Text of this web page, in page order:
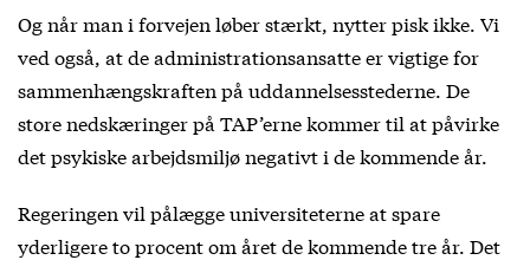
Og når man i forvejen løber stærkt, nytter pisk ikke. Vi
ved også, at de administrationsansatte er vigtige for
sammenhængskraften på uddannelsesstederne. De
store nedskæringer på TAP’erne kommer til at påvirke
det psykiske arbejdsmiljø negativt i de kommende år.
Regeringen vil pålægge universiteterne at spare
yderligere to procent om året de kommende tre år. Det